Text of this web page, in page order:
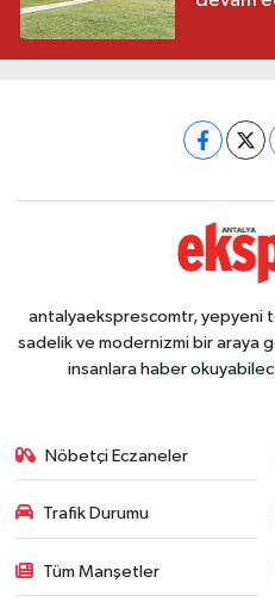
antalyaeksprescomtr, yepyeni
sadelik ve modernizmi bir araya
insanlara haber
Nöbetçi Eczaneler
Trafik Durumu
Tüm Manşetler